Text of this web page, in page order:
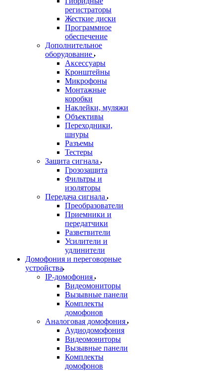
регистраторы
Жесткие диски
Программное
обеспечение
Дополнительное
оборудование
Аксессуары
Кронштейны
Микрофоны
Монтажные
коробки
Наклейки, муляжи
Объективы
Переходники,
шнуры
Разъемы
Тестеры
Защита сигнала
Грозозащита
Фильтры и
изоляторы
Передача сигнала
Преобразователи
Приемники и
передатчики
Разветвители
Усилители и
удлинители
Домофония и переговорные
устройства
IP-домофония
Видеомониторы
Вызывные панели
Комплекты
домофонов
Аналоговая домофония
Аудиодомофония
Видеомониторы
Вызывные панели
Комплекты
домофонов